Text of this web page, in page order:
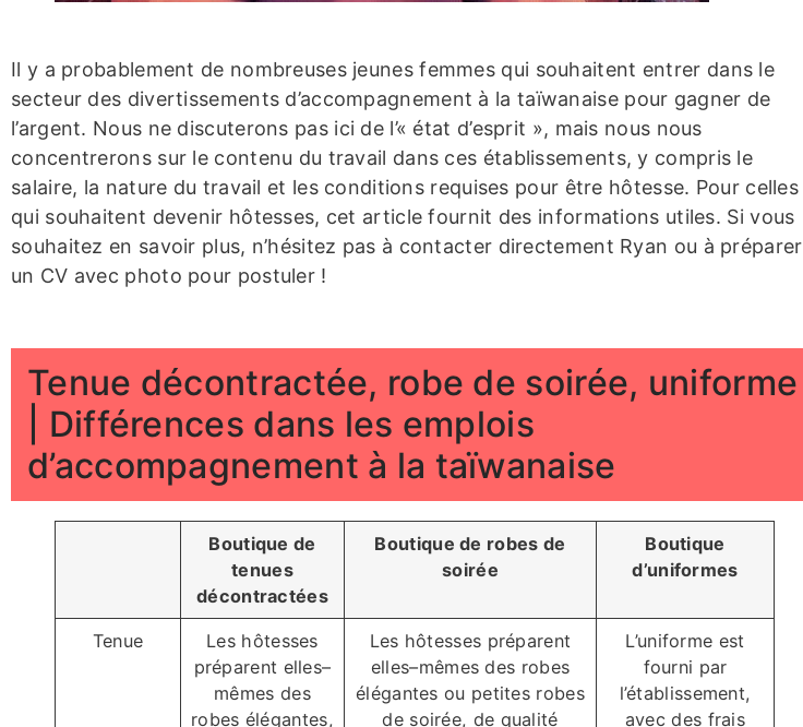
Il y a probablement de nombreuses jeunes femmes qui souhaitent entrer dans le
secteur des divertissements d’accompagnement à la taïwanaise pour gagner de
l’argent. Nous ne discuterons pas ici de l’« état d’esprit », mais nous nous
concentrerons sur le contenu du travail dans ces établissements, y compris le
salaire, la nature du travail et les conditions requises pour être hôtesse. Pour celles
qui souhaitent devenir hôtesses, cet article fournit des informations utiles. Si vous
souhaitez en savoir plus, n’hésitez pas à contacter directement Ryan ou à préparer
un CV avec photo pour postuler !
Tenue décontractée, robe de soirée, uniforme
| Différences dans les emplois
d’accompagnement à la taïwanaise
Boutique de
tenues
décontractées
Boutique de robes de
soirée
Boutique
d’uniformes
Tenue
Les hôtesses
préparent elles–
mêmes des
robes élégantes,
Les hôtesses préparent
elles–mêmes des robes
élégantes ou petites robes
de soirée, de qualité
L’uniforme est
fourni par
l’établissement,
avec des frais